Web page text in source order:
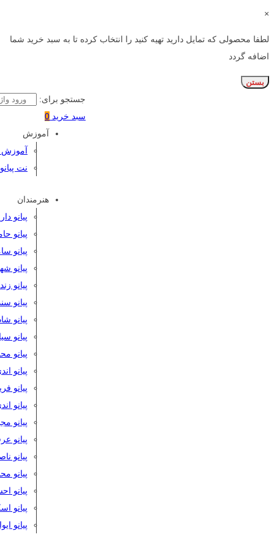
×
لطفا محصولی که تمایل دارید تهیه کنید را انتخاب کرده تا به سبد خرید شما
اضافه گردد
بستن
جستجو برای:
سبد خرید 0
آموزش
آموزش
نت پیانو
هنرمندان
پیانو
پیانو
پیانو
پیانو
پیانو
پیانو
پیانو
پیانو
پیانو
پیانو
پیانو
پیانو
پیانو
پیانو
پیانو
پیانو
پیانو
پیانو
پیانو